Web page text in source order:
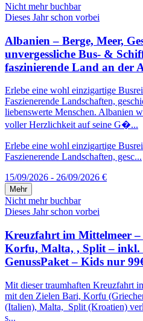
Nicht mehr buchbar
Dieses Jahr schon vorbei
Albanien – Berge, Meer,
unvergessliche Bus- &
faszinierende Land an der
Erlebe eine wohl einzigartige
Faszienerende Landschaften,
liebenswerte Menschen. Albanien
voller Herzlichkeit auf seine G�...
Erlebe eine wohl einzigartige
Faszienerende Landschaften, gesc...
15/09/2026 - 26/09/2026 €
Mehr
Nicht mehr buchbar
Dieses Jahr schon vorbei
Kreuzfahrt im Mittelmeer
Korfu, Malta, , Split – inkl.
GenussPaket – Kids nur
Mit dieser traumhaften Kreuzfahrt
mit den Zielen Bari, Korfu
(Italien), Malta, Split (Kroatien)
s...